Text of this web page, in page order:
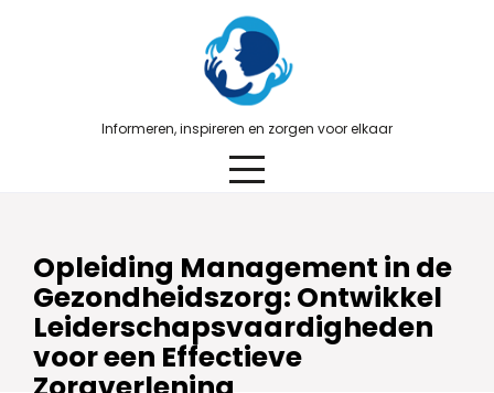
Informeren, inspireren en zorgen voor elkaar
Opleiding Management in de
Gezondheidszorg: Ontwikkel
Leiderschapsvaardigheden
voor een Effectieve